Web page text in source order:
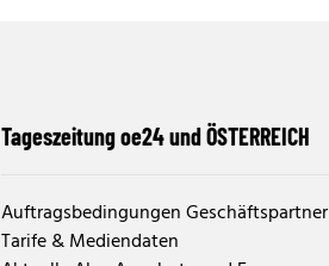
Tageszeitung oe24 und ÖSTERREICH
Auftragsbedingungen Geschäftspartner
Tarife & Mediendaten